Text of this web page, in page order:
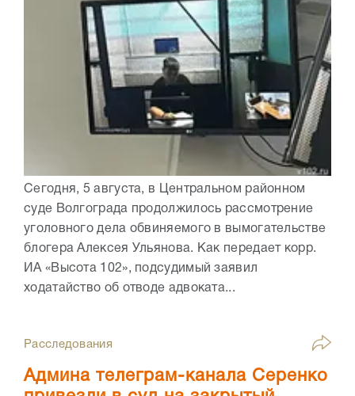
Сегодня, 5 августа, в Центральном районном
суде Волгограда продолжилось рассмотрение
уголовного дела обвиняемого в вымогательстве
блогера Алексея Ульянова. Как передает корр.
ИА «Высота 102», подсудимый заявил
ходатайство об отводе адвоката...
Расследования
Админа телеграм-канала Серенко